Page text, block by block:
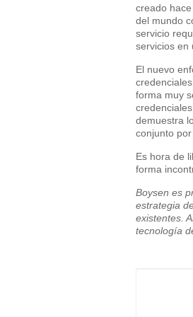
creado
del mundo
servicio
servicios en
El nuevo
forma muy
demuestra
conjunto
Es hora de
forma
Boysen es
estrategia
existentes.
tecnología